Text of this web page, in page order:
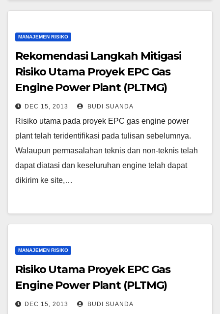
MANAJEMEN RISIKO
Rekomendasi Langkah Mitigasi
Risiko Utama Proyek EPC Gas
Engine Power Plant (PLTMG)
DEC 15, 2013 BUDI SUANDA
Risiko utama pada proyek EPC gas engine power
plant telah teridentifikasi pada tulisan sebelumnya.
Walaupun permasalahan teknis dan non-teknis telah
dapat diatasi dan keseluruhan engine telah dapat
dikirim ke site,…
MANAJEMEN RISIKO
Risiko Utama Proyek EPC Gas
Engine Power Plant (PLTMG)
DEC 15, 2013 BUDI SUANDA